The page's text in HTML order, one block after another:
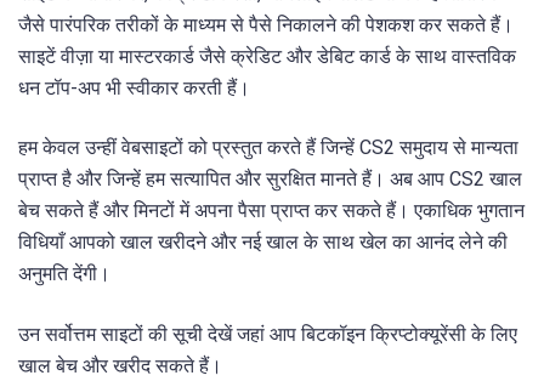
जैसे पारंपरिक तरीकों के माध्यम से पैसे निकालने की पेशकश कर सकते हैं।
साइटें वीज़ा या मास्टरकार्ड जैसे क्रेडिट और डेबिट कार्ड के साथ वास्तविक
धन टॉप-अप भी स्वीकार करती हैं।
हम केवल उन्हीं वेबसाइटों को प्रस्तुत करते हैं जिन्हें CS2 समुदाय से मान्यता
प्राप्त है और जिन्हें हम सत्यापित और सुरक्षित मानते हैं। अब आप CS2 खाल
बेच सकते हैं और मिनटों में अपना पैसा प्राप्त कर सकते हैं। एकाधिक भुगतान
विधियाँ आपको खाल खरीदने और नई खाल के साथ खेल का आनंद लेने की
अनुमति देंगी।
उन सर्वोत्तम साइटों की सूची देखें जहां आप बिटकॉइन क्रिप्टोक्यूरेंसी के लिए
खाल बेच और खरीद सकते हैं।